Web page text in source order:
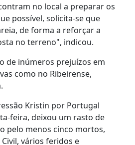
no local a preparar os
possível, solicita-se que
de forma a reforçar a
no terreno", indicou.
de inúmeros prejuízos em
como no Ribeirense,
Kristin por Portugal
feira, deixou um rasto de
pelo menos cinco mortos,
vários feridos e